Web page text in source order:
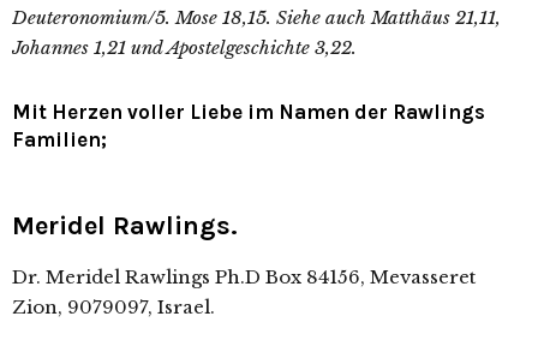
Deuteronomium/5. Mose 18,15. Siehe auch Matthäus 21,11,
Johannes 1,21 und Apostelgeschichte 3,22.
Mit Herzen voller Liebe im Namen der Rawlings
Familien;
Meridel Rawlings.
Dr. Meridel Rawlings Ph.D Box 84156, Mevasseret
Zion, 9079097, Israel.